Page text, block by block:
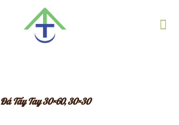
Đá Tẩy Tay 30×60, 30×30